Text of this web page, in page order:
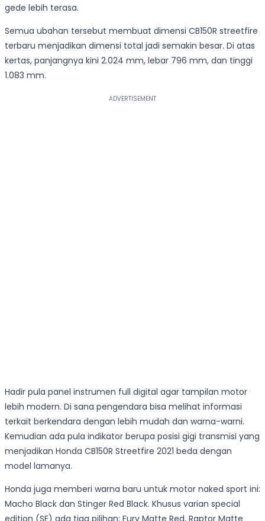
gede lebih terasa.
Semua ubahan tersebut membuat dimensi CB150R streetfire
terbaru menjadikan dimensi total jadi semakin besar. Di atas
kertas, panjangnya kini 2.024 mm, lebar 796 mm, dan tinggi
1.083 mm.
Hadir pula panel instrumen full digital agar tampilan motor
lebih modern. Di sana pengendara bisa melihat informasi
terkait berkendara dengan lebih mudah dan warna-warni.
Kemudian ada pula indikator berupa posisi gigi transmisi yang
menjadikan Honda CB150R Streetfire 2021 beda dengan
model lamanya.
Honda juga memberi warna baru untuk motor naked sport ini:
Macho Black dan Stinger Red Black. Khusus varian special